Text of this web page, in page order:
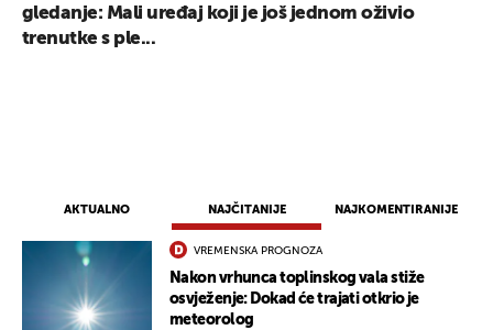
AKTUALNO NAJČITANIJE NAJKOMENTIRANIJE
VREMENSKA PROGNOZA
Nakon vrhunca toplinskog vala stiže
osvježenje: Dokad će trajati otkrio je
meteorolog
gledanje: Mali uređaj koji je još jednom oživio
trenutke s ple...